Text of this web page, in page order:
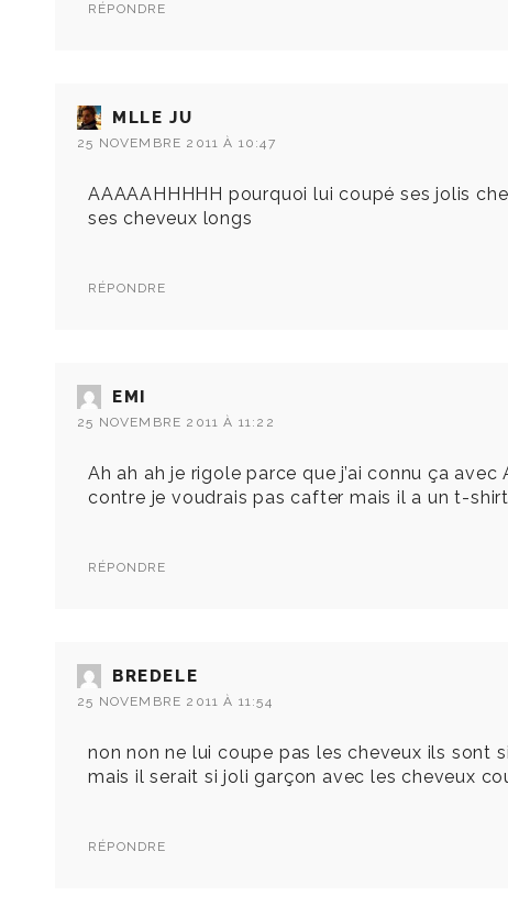
RÉPONDRE
MLLE JU
25 NOVEMBRE 2011 À 10:47
AAAAAHHHHH pourquoi lui coupé ses jolis
ses cheveux longs
RÉPONDRE
EMI
25 NOVEMBRE 2011 À 11:22
Ah ah ah je rigole parce que j’ai connu ça
contre je voudrais pas cafter mais il a un t-
RÉPONDRE
BREDELE
25 NOVEMBRE 2011 À 11:54
non non ne lui coupe pas les cheveux ils sont
mais il serait si joli garçon avec les cheveux
RÉPONDRE